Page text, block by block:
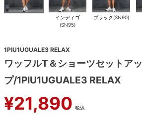
インディゴ
(SN95)
ブラック(SN90)
1PIU1UGUALE3 RELAX
ワッフルT＆ショーツセットアッ
プ/1PIU1UGUALE3 RELAX
¥21,890 税込